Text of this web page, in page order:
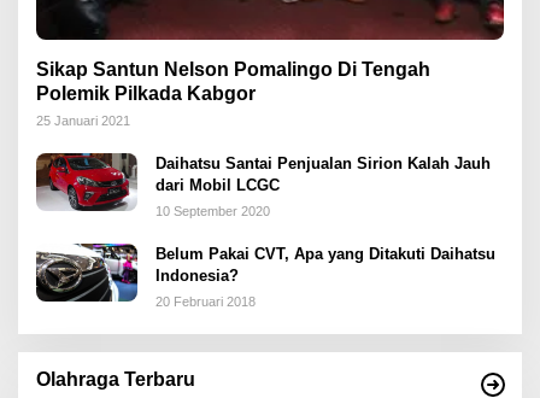
Sikap Santun Nelson Pomalingo Di Tengah
Polemik Pilkada Kabgor
25 Januari 2021
Daihatsu Santai Penjualan Sirion Kalah Jauh
dari Mobil LCGC
10 September 2020
Belum Pakai CVT, Apa yang Ditakuti Daihatsu
Indonesia?
20 Februari 2018
Olahraga Terbaru